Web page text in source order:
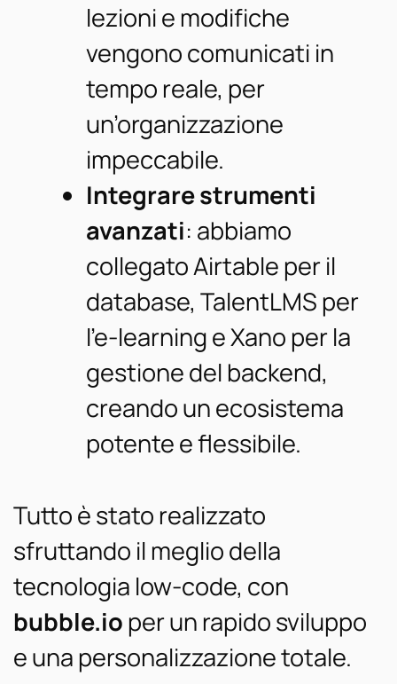
lezioni e modifiche
vengono comunicati in
tempo reale, per
un’organizzazione
impeccabile.
Integrare strumenti
avanzati: abbiamo
collegato Airtable per il
database, TalentLMS per
l’e-learning e Xano per la
gestione del backend,
creando un ecosistema
potente e flessibile.
Tutto è stato realizzato
sfruttando il meglio della
tecnologia low-code, con
bubble.ioper un rapido sviluppo
e una personalizzazione totale.